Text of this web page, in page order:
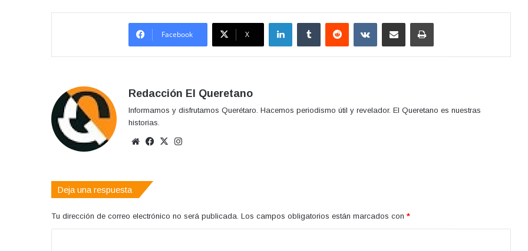
Facebook X
LinkedInTumblr Reddit VKontakteCompartir por correo electrónicoImprimir
Redacción El Queretano
Informamos y disfrutamos Querétaro. Hacemos periodismo útil y revelador. El Queretano es nuestras
historias.
Sitio
Facebook
X
Deja una respuesta
Tu dirección de correo electrónico no será publicada. Los campos obligatorios están marcados con *